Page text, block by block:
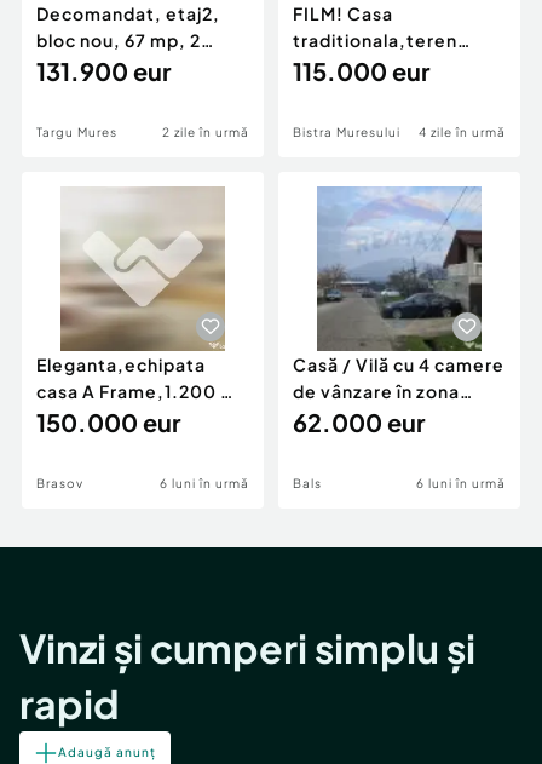
Decomandat, etaj2,
bloc nou, 67 mp, 2
balcoane, parcare
131.900 eur
Targu Mures 2 zile în urmă
FILM! Casa
traditionala,teren
3.274 mp,
115.000 eur
Bistra Muresului 4 zile în urmă
Eleganta,echipata
casa A Frame,1.200 mp
teren,deschidere Pia
150.000 eur
Brasov 6 luni în urmă
Casă / Vilă cu 4 camere
de vânzare în zona
Periferie
62.000 eur
Bals 6 luni în urmă
Vinzi și cumperi simplu și
rapid
Adaugă anunț